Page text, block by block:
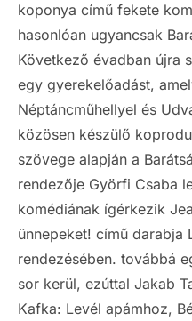
koponya című fekete
hasonlóan ugyancsak
Következő évadban újra
egy gyerekelőadást,
Néptáncműhellyel és
közösen készülő
szövege alapján a
rendezője Györfi Csaba
komédiának ígérkezik
ünnepeket! című darabja
rendezésében. továbbá
sor kerül, ezúttal Jakab
Kafka: Levél apámhoz,